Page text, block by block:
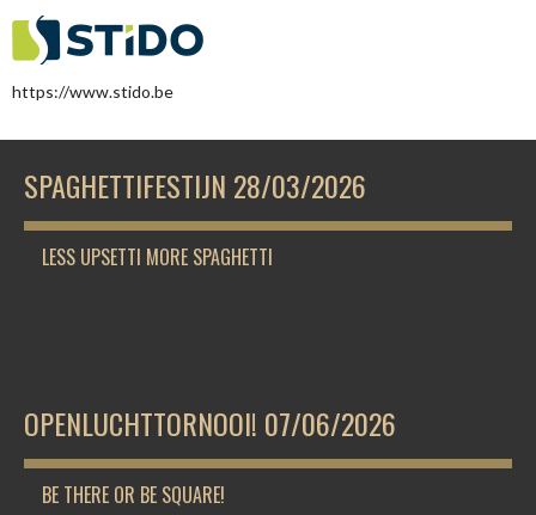
https://www.stido.be
SPAGHETTIFESTIJN 28/03/2026
LESS UPSETTI MORE SPAGHETTI
OPENLUCHTTORNOOI! 07/06/2026
BE THERE OR BE SQUARE!